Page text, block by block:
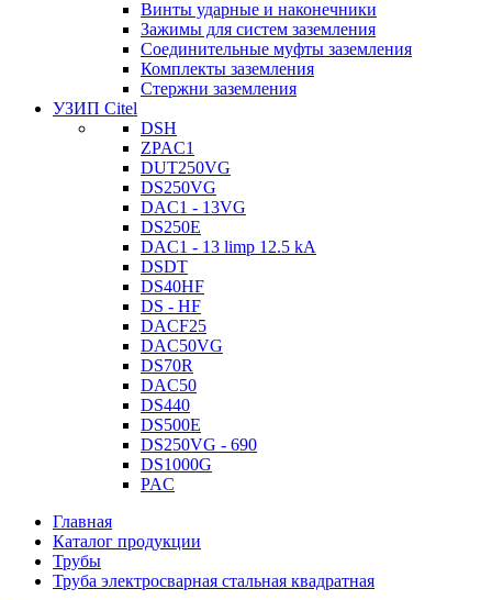
Винты ударные и наконечники
Зажимы для систем заземления
Соединительные муфты заземления
Комплекты заземления
Стержни заземления
УЗИП Citel
DSH
ZPAC1
DUT250VG
DS250VG
DAC1 - 13VG
DS250E
DAC1 - 13 limp 12.5 kA
DSDT
DS40HF
DS - HF
DACF25
DAC50VG
DS70R
DAC50
DS440
DS500E
DS250VG - 690
DS1000G
PAC
Главная
Каталог продукции
Трубы
Труба электросварная стальная квадратная